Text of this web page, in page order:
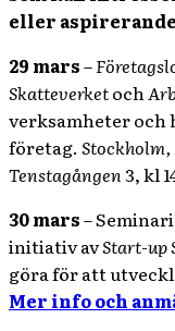
eller
29 mars–
Skatteverketoch
verksamheter och
företag.
Tenstagången3, kl
30 mars–
initiativ avStart-up
göra för att
Mer info och